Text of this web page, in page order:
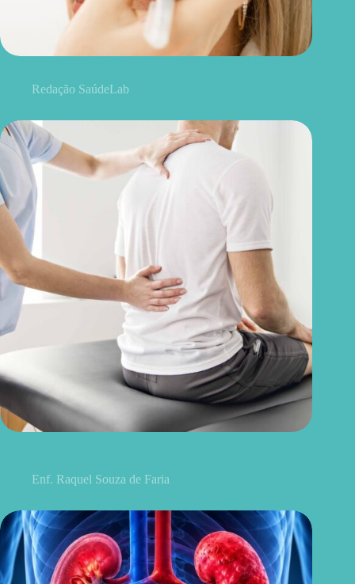
Redação SaúdeLab
Enf. Raquel Souza de Faria